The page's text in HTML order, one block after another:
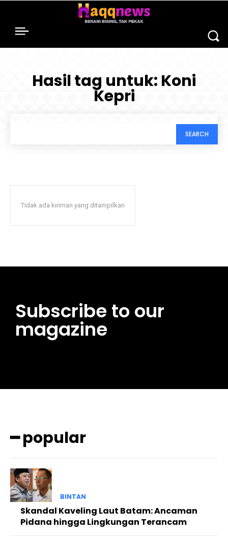
Hasil tag untuk: Koni
Kepri
SEARCH
Tidak ada kiriman yang ditampilkan
Subscribe to our
magazine
━ popular
BINTAN
Skandal Kaveling Laut Batam: Ancaman
Pidana hingga Lingkungan Terancam